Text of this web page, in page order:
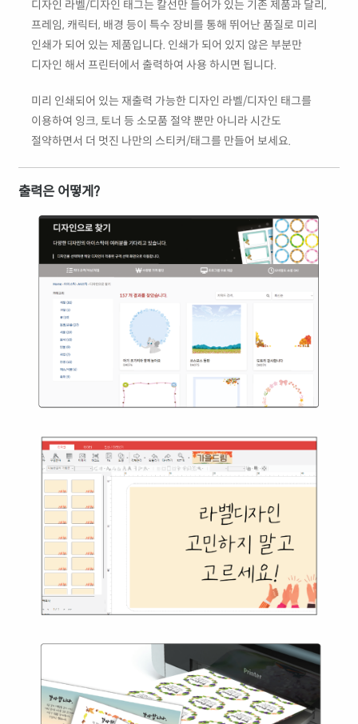
디자인 라벨/디자인 태그는 칼선만 들어가 있는 기존 제품과 달리,
프레임, 캐릭터, 배경 등이 특수 장비를 통해 뛰어난 품질로 미리
인쇄가 되어 있는 제품입니다. 인쇄가 되어 있지 않은 부분만
디자인 해서 프린터에서 출력하여 사용 하시면 됩니다.
미리 인쇄되어 있는 재출력 가능한 디자인 라벨/디자인 태그를
이용하여 잉크, 토너 등 소모품 절약 뿐만 아니라 시간도
절약하면서 더 멋진 나만의 스티커/태그를 만들어 보세요.
출력은 어떻게?